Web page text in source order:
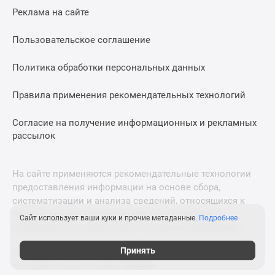
Дома
коттеджи
поселки
Новой
Готовые
коттеджные
Строящиеся
коттеджные
поселки
Коттеджные
Реклама на сайте
Пользовательское соглашение
Политика обработки персональных данных
Правила применения рекомендательных технологий
Согласие на получение информационных и рекламных
рассылок
На сайте применяются рекомендательные технологии
предоставления информации на основе сбора,
систематизации и анализа сведений, относящихся к
предпочтениям пользователей сети «Интернет»,
© 2011—2026 Новострой-М. Все права защищены. Всё,
Сайт использует ваши куки и прочие метаданные. Подробнее
Принять